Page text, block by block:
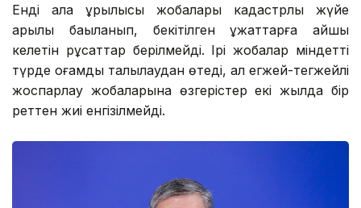
Енді қала құрылысы жобалары кадастрлық жүйе
арқылы бақыланып, бекітілген құжаттарға қайшы
келетін рұқсаттар берілмейді. Ірі жобалар міндетті
түрде қоғамдық талқылаудан өтеді, ал егжей-тегжейлі
жоспарлау жобаларына өзгерістер екі жылда бір
реттен жиі енгізілмейді.